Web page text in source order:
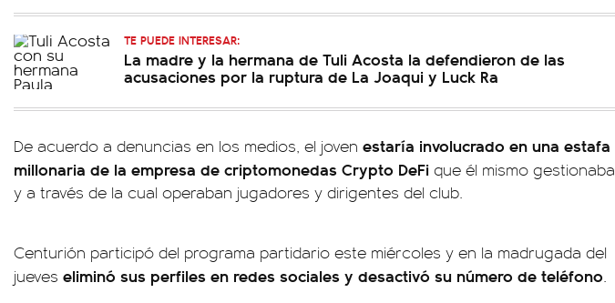
TE PUEDE INTERESAR:
La madre y la hermana de Tuli Acosta la defendieron de las
acusaciones por la ruptura de La Joaqui y Luck Ra
De acuerdo a denuncias en los medios, el joven estaría involucrado en una estafa
millonaria de la empresa de criptomonedas Crypto DeFi que él mismo gestionaba
y a través de la cual operaban jugadores y dirigentes del club.
Centurión participó del programa partidario este miércoles y en la madrugada del
jueves eliminó sus perfiles en redes sociales y desactivó su número de teléfono.